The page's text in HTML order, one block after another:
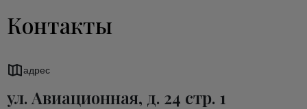
Контакты
адрес
ул. Авиационная, д. 24 стр. 1